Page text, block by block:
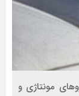
مونتاژی و